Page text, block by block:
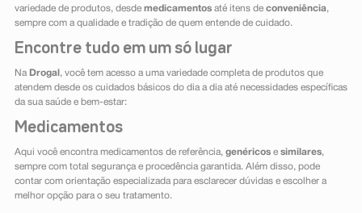
variedade de produtos, desde medicamentosaté itens de conveniência,
sempre com a qualidade e tradição de quem entende de cuidado.
Encontre tudo em um só lugar
Na Drogal , você tem acesso a uma variedade completa de produtos que
atendem desde os cuidados básicos do dia a dia até necessidades específicas
da sua saúde e bem-estar:
Medicamentos
Aqui você encontra medicamentos de referência, genéricose similares,
sempre com total segurança e procedência garantida. Além disso, pode
contar com orientação especializada para esclarecer dúvidas e escolher a
melhor opção para o seu tratamento.